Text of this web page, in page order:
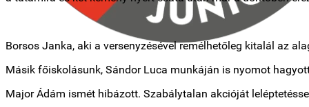
Borsos Janka, aki a versenyzésével remélhetőleg kitalál az
Másik főiskolásunk, Sándor Luca munkáján is nyomot
Major Ádám ismét hibázott. Szabálytalan akcióját